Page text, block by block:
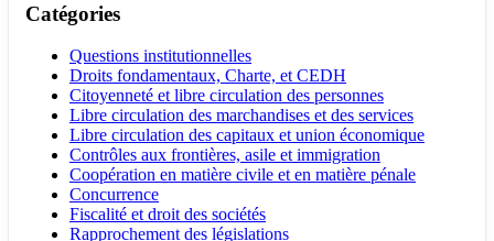
Catégories
Questions institutionnelles
Droits fondamentaux, Charte, et CEDH
Citoyenneté et libre circulation des personnes
Libre circulation des marchandises et des services
Libre circulation des capitaux et union économique
Contrôles aux frontières, asile et immigration
Coopération en matière civile et en matière pénale
Concurrence
Fiscalité et droit des sociétés
Rapprochement des législations